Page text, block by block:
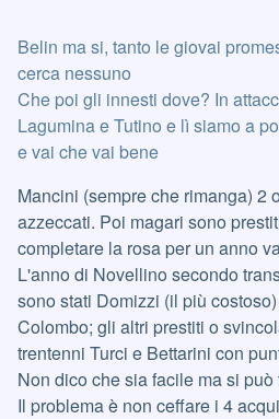
Belin ma si, tanto le giovai
cerca nessuno
Che poi gli innesti dove? In
Lagumina e Tutino e lì siamo a
e vai che vai bene
Mancini (sempre che rimanga) 2
azzeccati. Poi magari sono
completare la rosa per un anno
L'anno di Novellino secondo
sono stati Domizzi (il più
Colombo; gli altri prestiti o
trentenni Turci e Bettarini con
Non dico che sia facile ma si può
Il problema è non ceffare i 4